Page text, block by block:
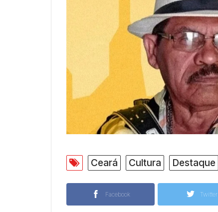
Ceará Cultura Destaque
Facebook Twitter